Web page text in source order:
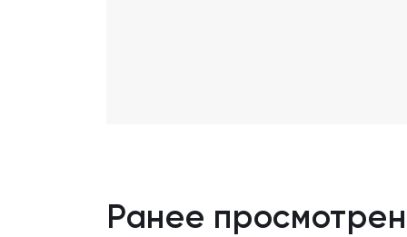
Ранее